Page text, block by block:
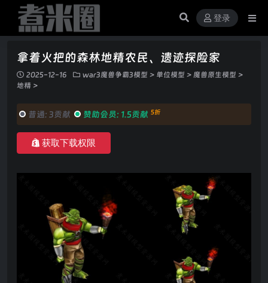
登录
拿着火把的森林地精农民、遗迹探险家
2025-12-16 war3魔兽争霸3模型 > 单位模型 > 魔兽原生模型 >
地精 >
普通: 3贡献 赞助会员: 1.5贡献 5折
获取下载权限